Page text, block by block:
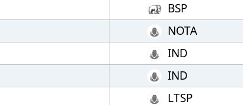
BSP
NOTA
IND
IND
LTSP